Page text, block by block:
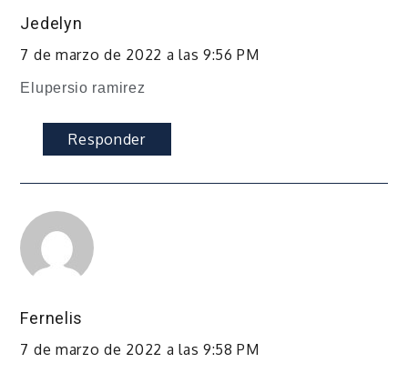
Jedelyn
7 de marzo de 2022 a las 9:56 PM
Elupersio ramirez
Responder
Fernelis
7 de marzo de 2022 a las 9:58 PM